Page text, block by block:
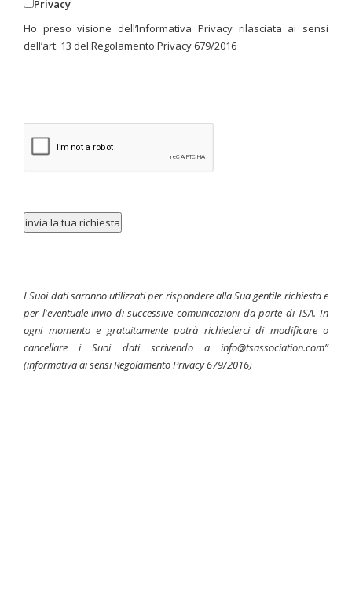
Privacy
Ho preso visione dell’Informativa Privacy rilasciata ai sensi
dell’art. 13 del Regolamento Privacy 679/2016
invia la tua richiesta
I Suoi dati saranno utilizzati per rispondere alla Sua gentile richiesta e
per l'eventuale invio di successive comunicazioni da parte di TSA. In
ogni momento e gratuitamente potrà richiederci di modificare o
cancellare i Suoi dati scrivendo a info@tsassociation.com”
(informativa ai sensi Regolamento Privacy 679/2016)